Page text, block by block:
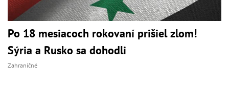
Po 18 mesiacoch rokovaní prišiel zlom!
Sýria a Rusko sa dohodli
Zahraničné